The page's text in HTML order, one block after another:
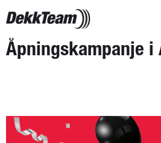
Åpningskampanje i